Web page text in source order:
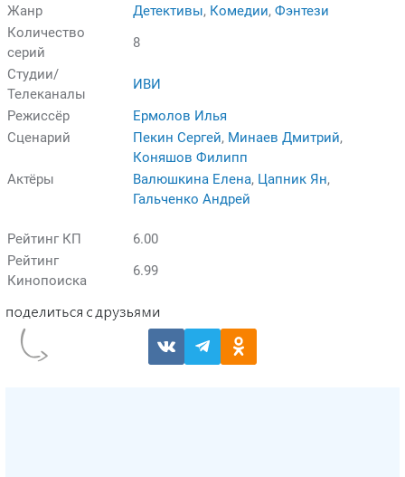
Жанр
Детективы, Комедии, Фэнтези
Количество
серий
8
Студии/
Телеканалы
ИВИ
Режиссёр
Ермолов Илья
Сценарий
Пекин Сергей, Минаев Дмитрий,
Коняшов Филипп
Актёры
Валюшкина Елена, Цапник Ян,
Гальченко Андрей
Рейтинг КП
6.00
Рейтинг
Кинопоиска
6.99